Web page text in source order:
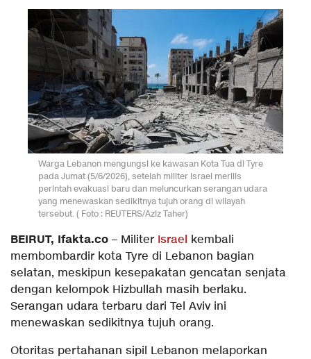
Warga Lebanon mengungsi ke kawasan Kota Tua di Tyre
pada Jumat (5/6/2026), setelah militer Israel merilis
perintah evakuasi baru dan meluncurkan serangan udara
yang menewaskan sedikitnya tujuh orang di wilayah
tersebut. ( Foto : REUTERS/Aziz Taher)
BEIRUT, Ifakta.co – Militer Israel kembali
membombardir kota Tyre di Lebanon bagian
selatan, meskipun kesepakatan gencatan senjata
dengan kelompok Hizbullah masih berlaku.
Serangan udara terbaru dari Tel Aviv ini
menewaskan sedikitnya tujuh orang.
Otoritas pertahanan sipil Lebanon melaporkan